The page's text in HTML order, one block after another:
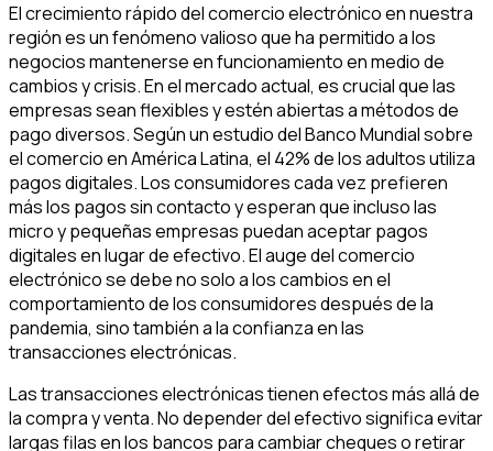
El crecimiento rápido del comercio electrónico en nuestra
región es un fenómeno valioso que ha permitido a los
negocios mantenerse en funcionamiento en medio de
cambios y crisis. En el mercado actual, es crucial que las
empresas sean flexibles y estén abiertas a métodos de
pago diversos. Según un estudio del Banco Mundial sobre
el comercio en América Latina, el 42% de los adultos utiliza
pagos digitales. Los consumidores cada vez prefieren
más los pagos sin contacto y esperan que incluso las
micro y pequeñas empresas puedan aceptar pagos
digitales en lugar de efectivo. El auge del comercio
electrónico se debe no solo a los cambios en el
comportamiento de los consumidores después de la
pandemia, sino también a la confianza en las
transacciones electrónicas.
Las transacciones electrónicas tienen efectos más allá de
la compra y venta. No depender del efectivo significa evitar
largas filas en los bancos para cambiar cheques o retirar